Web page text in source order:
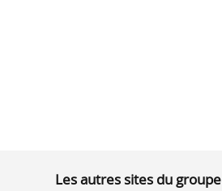
Les autres sites du groupe